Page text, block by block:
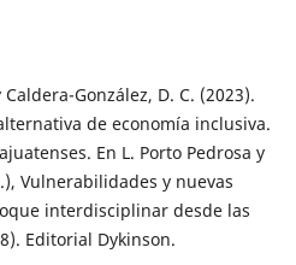
González, D. C. (2023).
de economía inclusiva.
En L. Porto Pedrosa y
Vulnerabilidades y nuevas
interdisciplinar desde las
Editorial Dykinson.